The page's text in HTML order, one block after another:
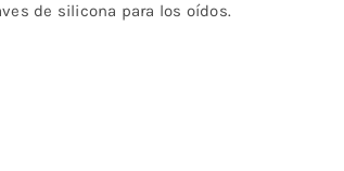
de silicona para los oídos.